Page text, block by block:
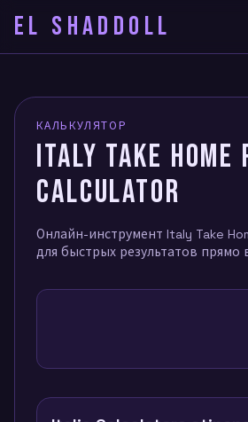
EL SHADDOLL
КАЛЬКУЛЯТОР
ITALY TAKE HOME
CALCULATOR
Онлайн-инструмент Italy Take
для быстрых результатов прямо